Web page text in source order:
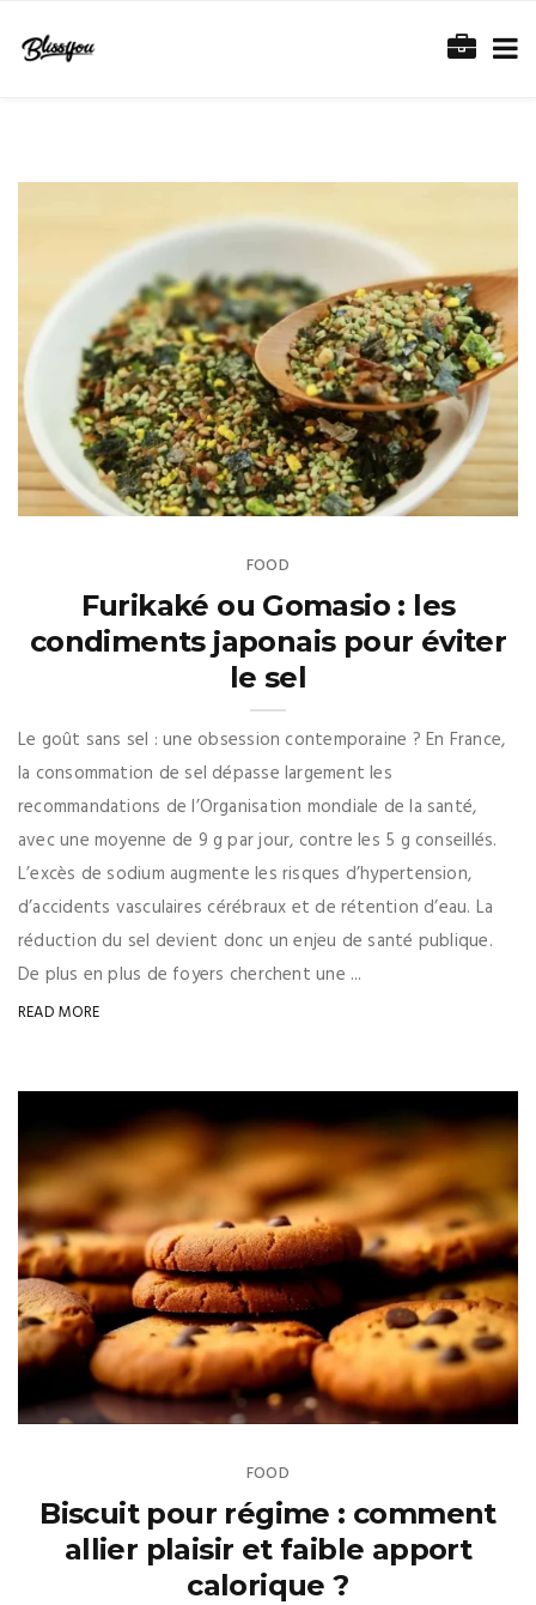
FOOD
Furikaké ou Gomasio : les
condiments japonais pour éviter
le sel
Le goût sans sel : une obsession contemporaine ? En France,
la consommation de sel dépasse largement les
recommandations de l’Organisation mondiale de la santé,
avec une moyenne de 9 g par jour, contre les 5 g conseillés.
L’excès de sodium augmente les risques d’hypertension,
d’accidents vasculaires cérébraux et de rétention d’eau. La
réduction du sel devient donc un enjeu de santé publique.
De plus en plus de foyers cherchent une ...
READ MORE
FOOD
Biscuit pour régime : comment
allier plaisir et faible apport
calorique ?